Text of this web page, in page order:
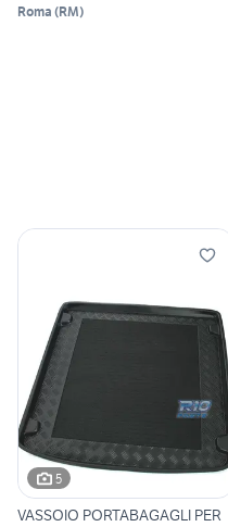
Roma (RM)
5
VASSOIO PORTABAGAGLI PER